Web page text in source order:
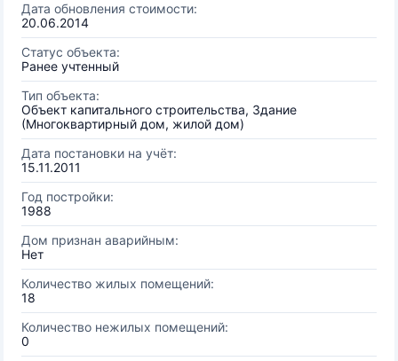
Дата обновления стоимости:
20.06.2014
Статус объекта:
Ранее учтенный
Тип объекта:
Объект капитального строительства, Здание
(Многоквартирный дом, жилой дом)
Дата постановки на учёт:
15.11.2011
Год постройки:
1988
Дом признан аварийным:
Нет
Количество жилых помещений:
18
Количество нежилых помещений:
0